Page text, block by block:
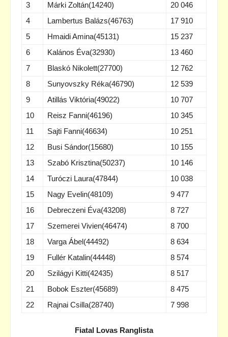
3
Márki Zoltán(14240)
20 046
4
Lambertus Balázs(46763)
17 910
5
Hmaidi Amina(45131)
15 237
6
Kalános Éva(32930)
13 460
7
Blaskó Nikolett(27700)
12 762
8
Sunyovszky Réka(46790)
12 539
9
Atillás Viktória(49022)
10 707
10
Reisz Fanni(46196)
10 345
11
Sajti Fanni(46634)
10 251
12
Busi Sándor(15680)
10 155
13
Szabó Krisztina(50237)
10 146
14
Turóczi Laura(47844)
10 038
15
Nagy Evelin(48109)
9 477
16
Debreczeni Éva(43208)
8 727
17
Szemerei Vivien(46474)
8 700
18
Varga Ábel(44492)
8 634
19
Fullér Katalin(44448)
8 574
20
Szilágyi Kitti(42435)
8 517
21
Bobok Eszter(45689)
8 475
22
Rajnai Csilla(28740) 7 998
Fiatal Lovas Ranglista